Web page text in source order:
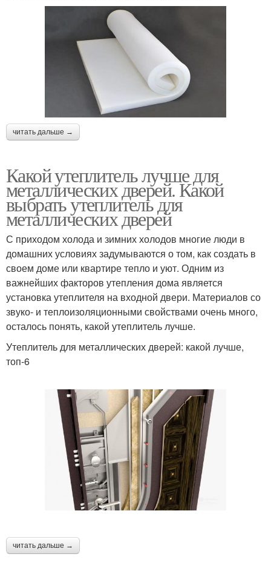
читать дальше →
Какой утеплитель лучше для
металлических дверей. Какой
выбрать утеплитель для
металлических дверей
С приходом холода и зимних холодов многие люди в
домашних условиях задумываются о том, как создать в
своем доме или квартире тепло и уют. Одним из
важнейших факторов утепления дома является
установка утеплителя на входной двери. Материалов со
звуко- и теплоизоляционными свойствами очень много,
осталось понять, какой утеплитель лучше.
Утеплитель для металлических дверей: какой лучше,
топ-6
читать дальше →